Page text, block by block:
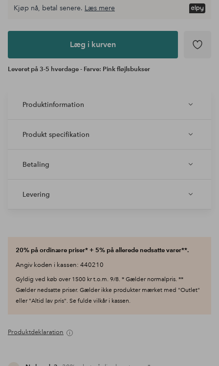
Læg i
Kjøp nå, betal senere. Læs mere
Læg i kurven
Leveret på 3-5 hverdage - Farve: Pink fløjlsbukser
Produktinformation
Produkt specifikation
Betaling
Levering
20% på ordinære priser* + 5% på allerede nedsatte varer**.
Angiv koden i kassen: 440210
Gyldig ved køb over 1500 kr t.o.m. 9/8. * Gælder normalpris. **
Gælder nedsatte priser. Gælder ikke produkter mærket med "Outlet"
eller "Altid lav pris". Se fulde vilkår i kassen.
Produktdeklaration